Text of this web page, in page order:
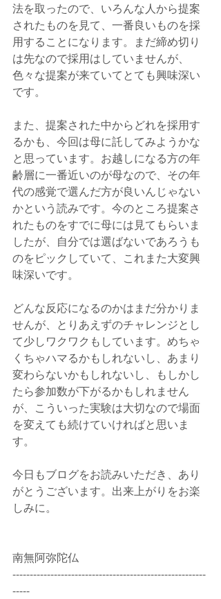
法を取ったので、いろんな人から提案
されたものを見て、一番良いものを採
用することになります。まだ締め切り
は先なので採用はしていませんが、
色々な提案が来ていてとても興味深い
です。
また、提案された中からどれを採用す
るかも、今回は母に託してみようかな
と思っています。お越しになる方の年
齢層に一番近いのが母なので、その年
代の感覚で選んだ方が良いんじゃない
かという読みです。今のところ提案さ
れたものをすでに母には見てもらいま
したが、自分では選ばないであろうも
のをピックしていて、これまた大変興
味深いです。
どんな反応になるのかはまだ分かりま
せんが、とりあえずのチャレンジとし
て少しワクワクもしています。めちゃ
くちゃハマるかもしれないし、あまり
変わらないかもしれないし、もしかし
たら参加数が下がるかもしれません
が、こういった実験は大切なので場面
を変えても続けていければと思いま
す。
今日もブログをお読みいただき、あり
がとうございます。出来上がりをお楽
しみに。
南無阿弥陀仏
--------------------------------------------------------
-----